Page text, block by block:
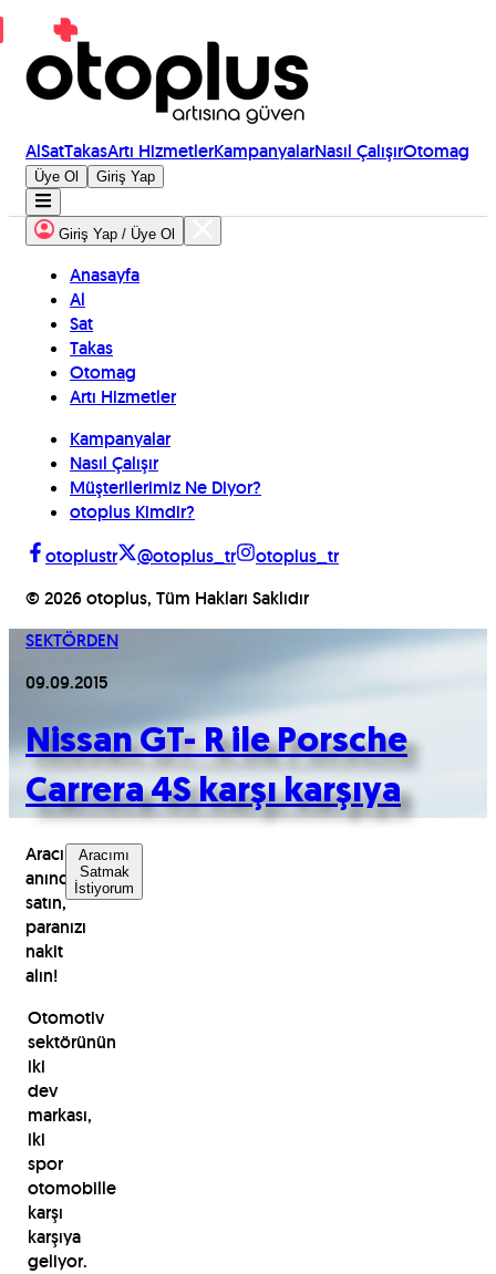
AlSatTakasArtı HizmetlerKampanyalarNasıl ÇalışırOtomag
Üye Ol Giriş Yap
Giriş Yap / Üye Ol
Anasayfa
Al
Sat
Takas
Otomag
Artı Hizmetler
Kampanyalar
Nasıl Çalışır
Müşterilerimiz Ne Diyor?
otoplus Kimdir?
otoplustr
@otoplus_tr
otoplus_tr
© 2026 otoplus, Tüm Hakları Saklıdır
SEKTÖRDEN
09.09.2015
Nissan GT- R ile Porsche
Carrera 4S karşı karşıya
Aracınızı
anında
satın,
paranızı
nakit
alın!
Aracımı
Satmak
İstiyorum
Otomotiv
sektörünün
iki
dev
markası,
iki
spor
otomobille
karşı
karşıya
geliyor.